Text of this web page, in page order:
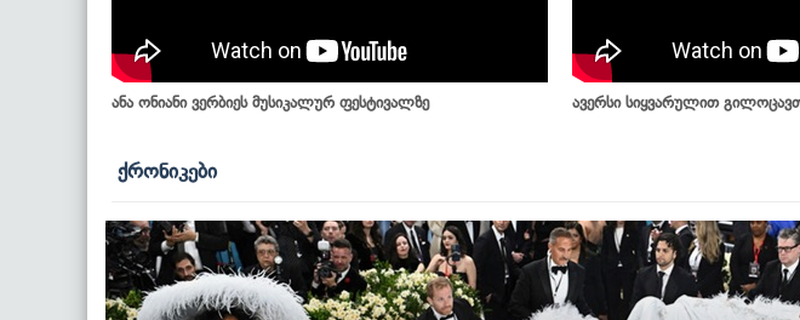
ანა ონიანი ვერბიეს მუსიკალურ ფესტივალზე ავერსი სიყვარულით
ქრონიკები